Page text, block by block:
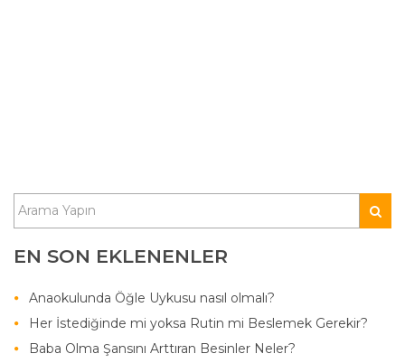
EN SON EKLENENLER
Anaokulunda Öğle Uykusu nasıl olmalı?
Her İstediğinde mi yoksa Rutin mi Beslemek Gerekir?
Baba Olma Şansını Arttıran Besinler Neler?